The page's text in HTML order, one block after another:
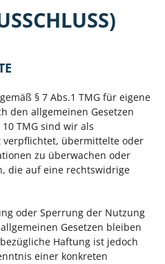
§ 7 Abs.1 TMG für eigene
den allgemeinen Gesetzen
TMG sind wir als
übermittelte oder
zu überwachen oder
die auf eine rechtswidrige
oder Sperrung der Nutzung
Gesetzen bleiben
Haftung ist jedoch
einer konkreten